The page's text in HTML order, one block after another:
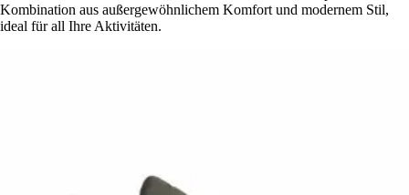
Kombination aus außergewöhnlichem Komfort und modernem Stil,
ideal für all Ihre Aktivitäten.